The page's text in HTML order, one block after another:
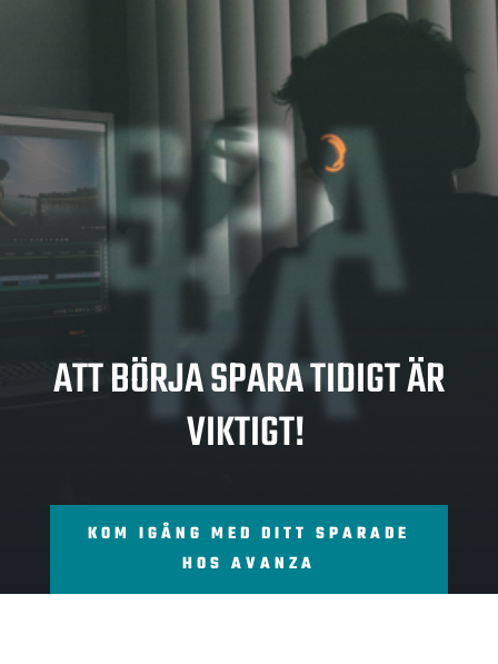
SPA
RA
ATT BÖRJA SPARA TIDIGT ÄR
VIKTIGT!
KOM IGÅNG MED DITT SPARADE
HOS AVANZA